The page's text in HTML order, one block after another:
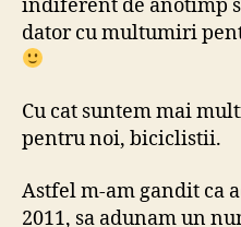
indiferent de anotimp
dator cu multumiri
Cu cat suntem mai
pentru noi, biciclistii.
Astfel m-am gandit ca
2011, sa adunam un